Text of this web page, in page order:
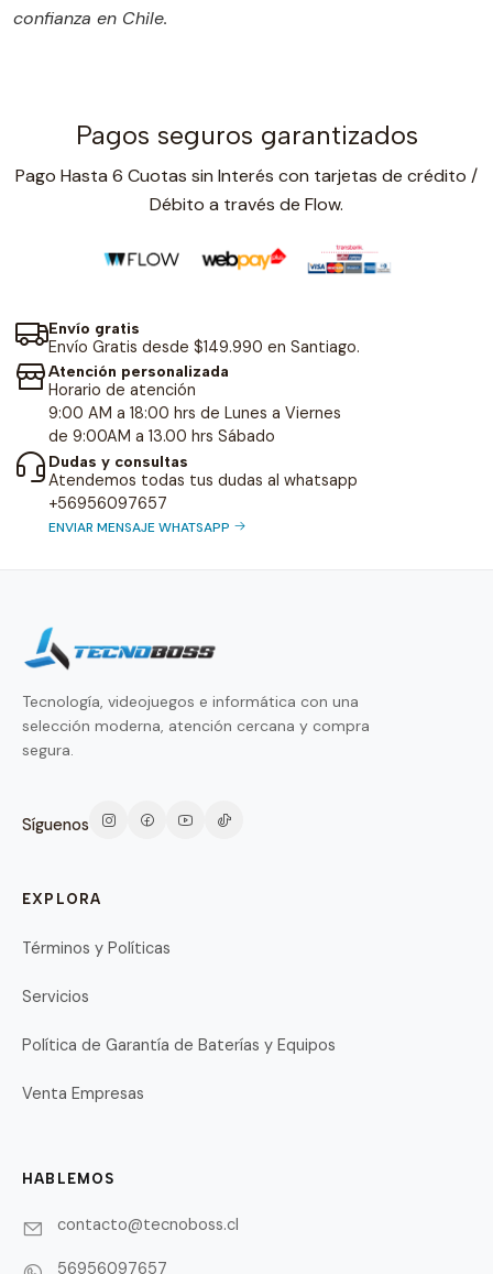
confianza en Chile.
Pagos seguros garantizados
Pago Hasta 6 Cuotas sin Interés con tarjetas de crédito /
Débito a través de Flow.
Envío gratis
Envío Gratis desde $149.990 en Santiago.
Atención personalizada
Horario de atención
9:00 AM a 18:00 hrs de Lunes a Viernes
de 9:00AM a 13.00 hrs Sábado
Dudas y consultas
Atendemos todas tus dudas al whatsapp
+56956097657
ENVIAR MENSAJE WHATSAPP
Tecnología, videojuegos e informática con una
selección moderna, atención cercana y compra
segura.
Síguenos
EXPLORA
Términos y Políticas
Servicios
Política de Garantía de Baterías y Equipos
Venta Empresas
HABLEMOS
contacto@tecnoboss.cl
56956097657